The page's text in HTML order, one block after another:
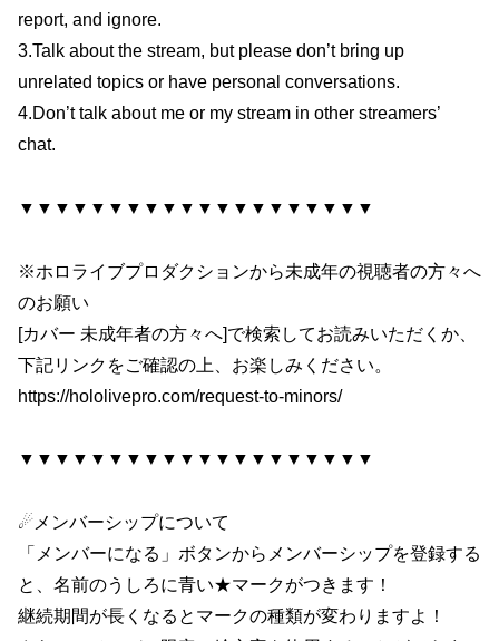
report, and ignore.
3.Talk about the stream, but please don’t bring up
unrelated topics or have personal conversations.
4.Don’t talk about me or my stream in other streamers’
chat.
▼▼▼▼▼▼▼▼▼▼▼▼▼▼▼▼▼▼▼▼
※ホロライブプロダクションから未成年の視聴者の方々へ
のお願い
[カバー 未成年者の方々へ]で検索してお読みいただくか、
下記リンクをご確認の上、お楽しみください。
https://hololivepro.com/request-to-minors/
▼▼▼▼▼▼▼▼▼▼▼▼▼▼▼▼▼▼▼▼
☄メンバーシップについて
「メンバーになる」ボタンからメンバーシップを登録する
と、名前のうしろに青い★マークがつきます！
継続期間が長くなるとマークの種類が変わりますよ！